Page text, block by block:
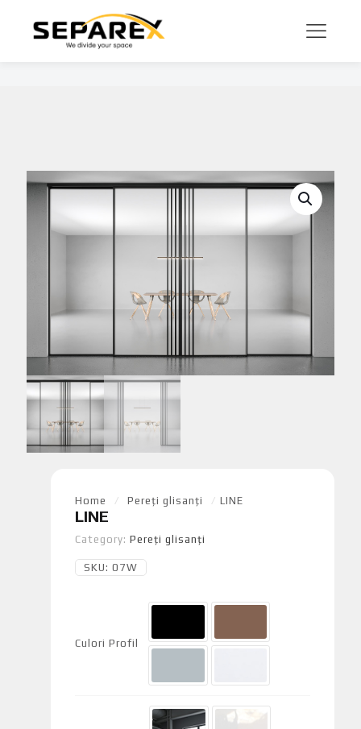
Home / Pereți glisanți / LINE
LINE
Category: Pereți glisanți
SKU: 07W
Culori Profil